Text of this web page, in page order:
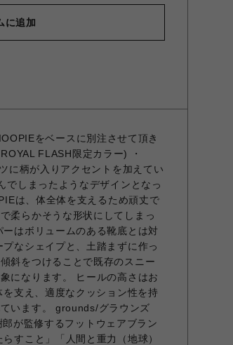
に追加
をベースに別注させて頂き
FLASH限定カラー) ・
に柄が入りアクセントを加えてい
しまったようなデザインとなっ
は、体全体を支えるため頑丈で
柔らかそうな形状にしてしまっ
はボリュームのある靴底とは対
なシェイプと、土踏まずに作っ
斜をつけることで既存のスニー
になります。 ヒールの高さはお
支え、適度なクッション性を持
います。 grounds/グラウンズ
が監修するフットウェアブラン
すこと」「人間と重力（地球）